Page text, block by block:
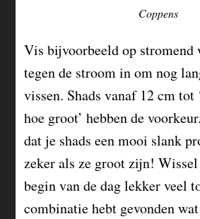
Coppens
Vis bijvoorbeeld op stromend
tegen de stroom in om nog
vissen. Shads vanaf 12 cm
hoe groot’ hebben de
dat je shads een mooi slank
zeker als ze groot zijn!
begin van de dag lekker veel
combinatie hebt gevonden